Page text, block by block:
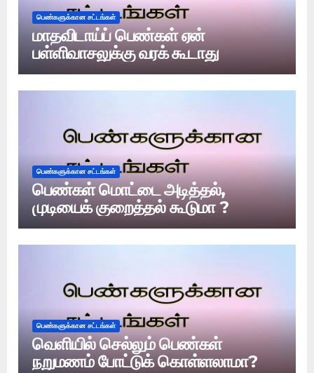
பெண்களுக்கான சட்டங்கள்
மாதவிடாய்ப் பெண்கள் ஏன்
பள்ளிவாசலுக்கு வரக் கூடாது
பெண்களுக்கான சட்டங்கள்
பெண்கள் மொட்டை அடித்தல்,
முடியைக் குறைத்தல் கூடுமா ?
பெண்களுக்கான சட்டங்கள்
வெளியில் செல்லும் பெண்கள்
நறுமணம் போட்டுக் கொள்ளலாமா?